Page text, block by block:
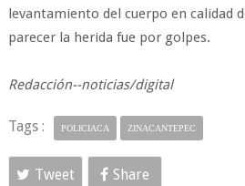
levantamiento del cuerpo en calidad
parecer la herida fue por golpes.
Redacción--noticias/digital
Tags : POLICIACA ZINACANTEPEC
Tweet Share